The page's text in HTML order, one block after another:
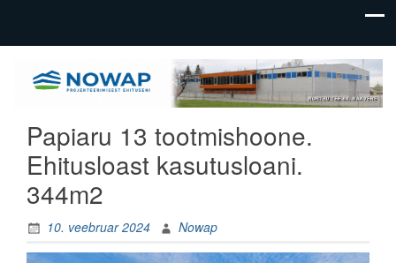
Nowap
üldehitus,
tootmishoonete
Papiaru 13 tootmishoone.
Ehitusloast kasutusloani.
344m2
10. veebruar 2024 Nowap